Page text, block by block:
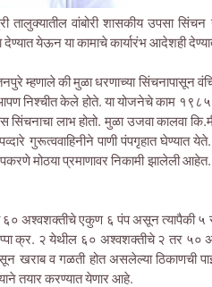
तालुक्यातील वांबोरी शासकीय उपसा
देण्यात येऊन या कामाचे कार्यारंभ आदेशही
म्हणाले की मुळा धरणाच्या सिंचनापासून
आपण निश्चीत केले होते. या योजनेचे काम
सिंचनाचा लाभ होतो. मुळा उजवा
गुरूत्ववाहिनीने पाणी पंपगृहात घेण्यात
मोठया प्रमाणावर निकामी झालेली
६० अश्वशक्तीचे एकुण ६ पंप असून
क्र. २ येथील ६० अश्वशक्तीचे २ तर ५०
खराब व गळती होत असलेल्या ठिकाणची
तयार करण्यात येणार आहे.